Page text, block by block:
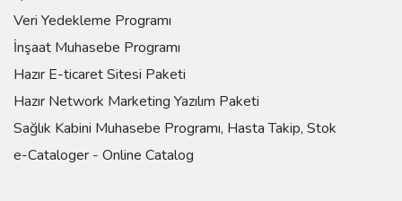
Veri Yedekleme Programı
İnşaat Muhasebe Programı
Hazır E-ticaret Sitesi Paketi
Hazır Network Marketing Yazılım Paketi
Sağlık Kabini Muhasebe Programı, Hasta Takip, Stok
e-Cataloger - Online Catalog